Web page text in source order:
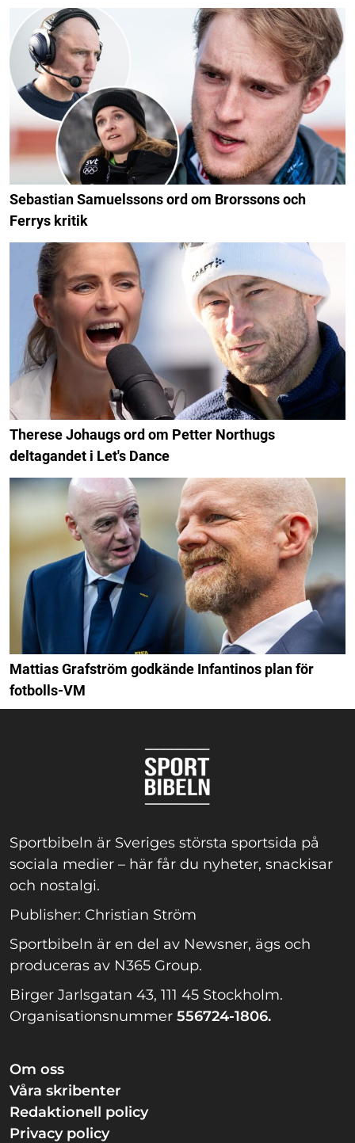
Sebastian Samuelssons ord om Brorssons och
Ferrys kritik
Therese Johaugs ord om Petter Northugs
deltagandet i Let's Dance
Mattias Grafström godkände Infantinos plan för
fotbolls-VM
Sportbibeln är Sveriges största sportsida på
sociala medier – här får du nyheter, snackisar
och nostalgi.
Publisher: Christian Ström
Sportbibeln är en del av Newsner, ägs och
produceras av N365 Group.
Birger Jarlsgatan 43, 111 45 Stockholm.
Organisationsnummer 556724-1806.
Om oss
Våra skribenter
Redaktionell policy
Privacy policy